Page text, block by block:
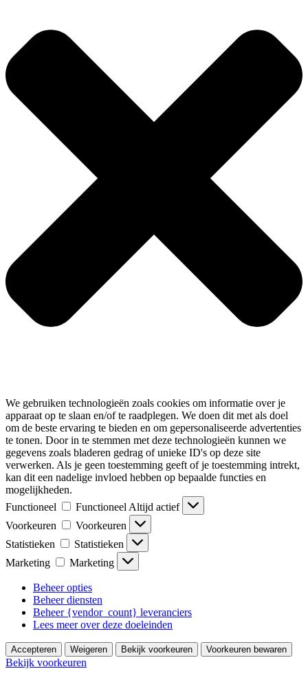
We gebruiken technologieën zoals cookies om informatie over je
apparaat op te slaan en/of te raadplegen. We doen dit met als doel
om de beste ervaring te bieden en om gepersonaliseerde advertenties
te tonen. Door in te stemmen met deze technologieën kunnen we
gegevens zoals bladeren gedrag of unieke ID's op deze site
verwerken. Als je geen toestemming geeft of je toestemming intrekt,
kan dit een nadelige invloed hebben op bepaalde functies en
mogelijkheden.
Functioneel
Functioneel Altijd actief
Voorkeuren
Voorkeuren
Statistieken
Statistieken
Marketing
Marketing
Beheer opties
Beheer diensten
Beheer {vendor_count} leveranciers
Lees meer over deze doeleinden
Accepteren Weigeren Bekijk voorkeuren Voorkeuren bewaren
Bekijk voorkeuren